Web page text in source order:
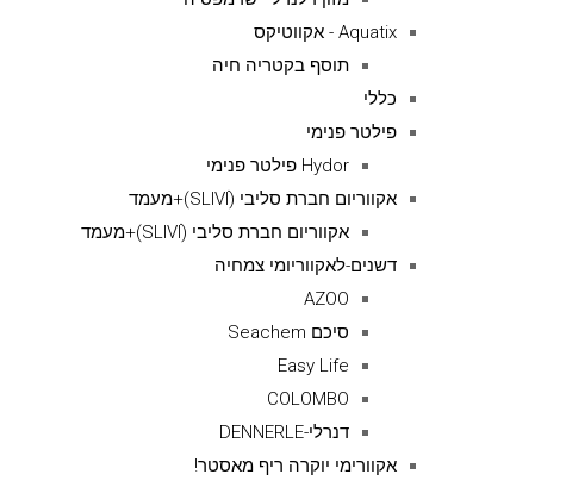
Aquatix - אקווטיקס
תוסף בקטריה חיה
כללי
פילטר פנימי
Hydor פילטר פנימי
אקווריום חברת סליבי (SLIVIׂׂ)+מעמד
אקווריום חברת סליבי (SLIVIׂׂ)+מעמד
דשנים-לאקווריומי צמחיה
AZOO
סיכם Seachem
Easy Life
COLOMBO
דנרלי-DENNERLE
אקוורימי יוקרה ריף מאסטר!